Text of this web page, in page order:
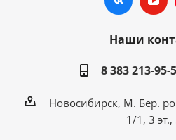
Наши
8 383 213-95-
Новосибирск, М. Бер.
1/1, 3 эт.,